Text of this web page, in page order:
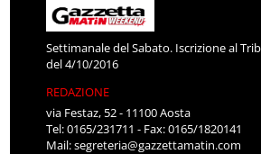
Settimanale del Sabato. Iscrizione al
del 4/10/2016
REDAZIONE
via Festaz, 52 - 11100 Aosta
Tel: 0165/231711 - Fax: 0165/1820141
Mail:segreteria@gazzettamatin.com